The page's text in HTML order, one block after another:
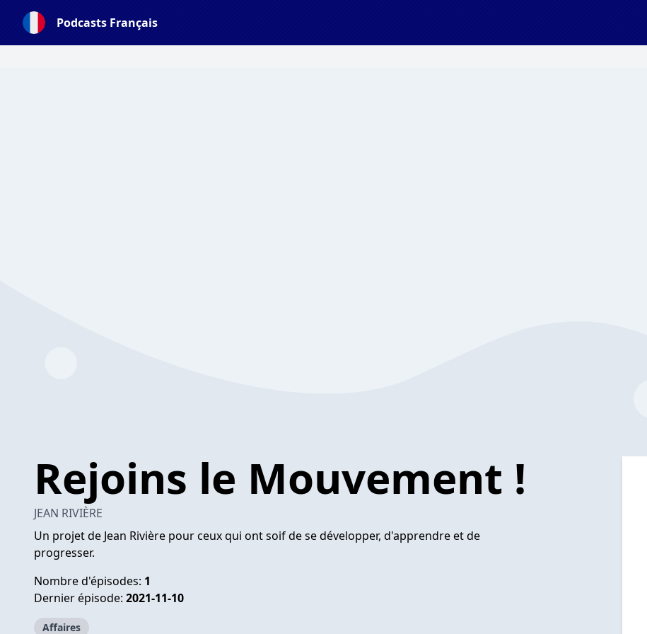
Podcasts Français
Rejoins le Mouvement !
JEAN RIVIÈRE
Un projet de Jean Rivière pour ceux qui ont soif de se développer, d'apprendre et de
progresser.
Nombre d'épisodes: 1
Dernier épisode: 2021-11-10
Affaires